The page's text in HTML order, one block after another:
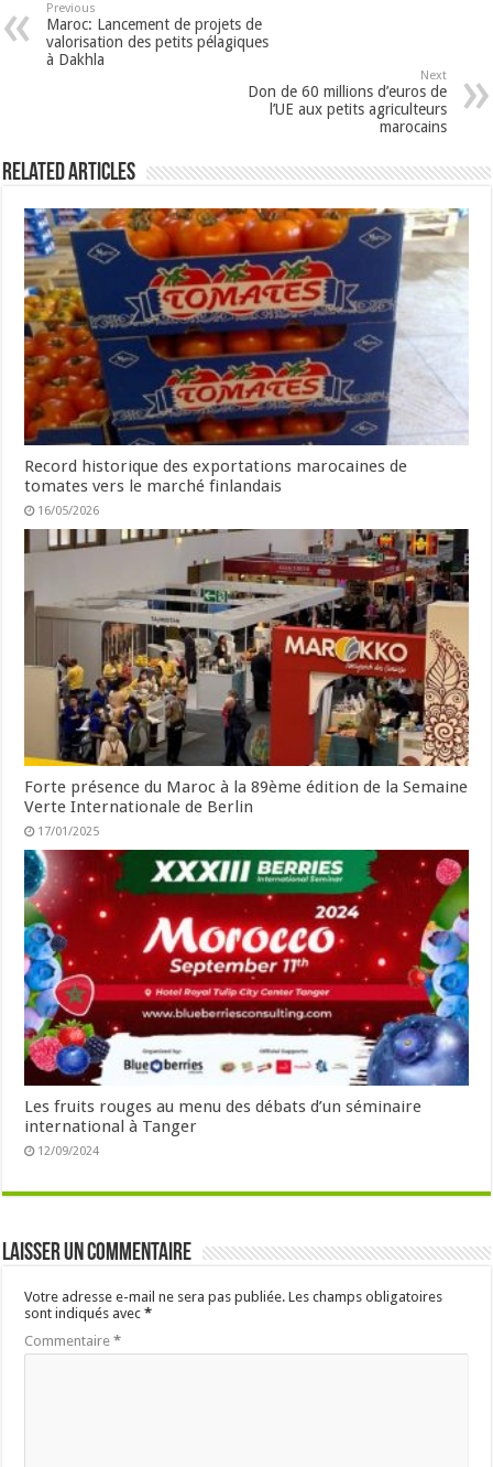
Previous
Maroc: Lancement de projets de
valorisation des petits pélagiques
à Dakhla
Next
Don de 60 millions d’euros de
l’UE aux petits agriculteurs
marocains
Related Articles
Record historique des exportations marocaines de
tomates vers le marché finlandais
16/05/2026
Forte présence du Maroc à la 89ème édition de la Semaine
Verte Internationale de Berlin
17/01/2025
Les fruits rouges au menu des débats d’un séminaire
international à Tanger
12/09/2024
Laisser un commentaire
Votre adresse e-mail ne sera pas publiée. Les champs obligatoires
sont indiqués avec*
Commentaire*